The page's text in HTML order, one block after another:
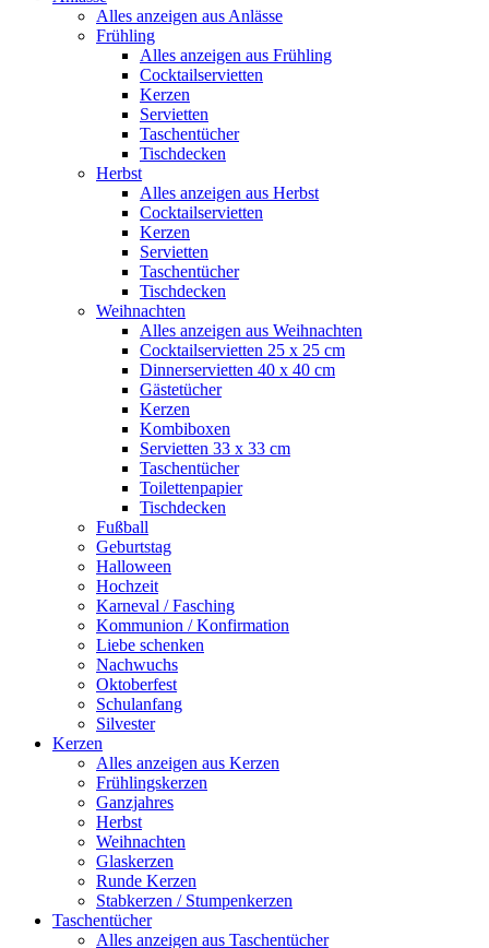
Alles anzeigen aus Anlässe
Frühling
Alles anzeigen aus Frühling
Cocktailservietten
Kerzen
Servietten
Taschentücher
Tischdecken
Herbst
Alles anzeigen aus Herbst
Cocktailservietten
Kerzen
Servietten
Taschentücher
Tischdecken
Weihnachten
Alles anzeigen aus Weihnachten
Cocktailservietten 25 x 25 cm
Dinnerservietten 40 x 40 cm
Gästetücher
Kerzen
Kombiboxen
Servietten 33 x 33 cm
Taschentücher
Toilettenpapier
Tischdecken
Fußball
Geburtstag
Halloween
Hochzeit
Karneval / Fasching
Kommunion / Konfirmation
Liebe schenken
Nachwuchs
Oktoberfest
Schulanfang
Silvester
Kerzen
Alles anzeigen aus Kerzen
Frühlingskerzen
Ganzjahres
Herbst
Weihnachten
Glaskerzen
Runde Kerzen
Stabkerzen / Stumpenkerzen
Taschentücher
Alles anzeigen aus Taschentücher